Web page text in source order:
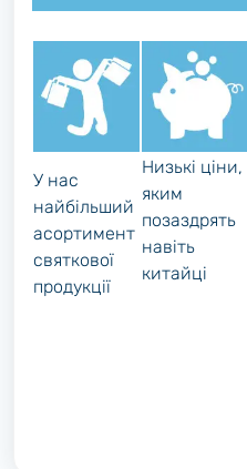
У нас
найбільший
асортимент
святкової
продукції
Низькі ціни,
яким
позаздрять
навіть
китайці